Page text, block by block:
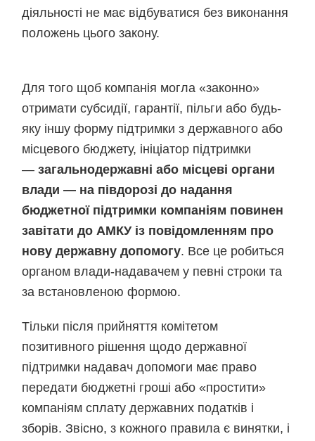
діяльності не має відбуватися без виконання
положень цього закону.
Для того щоб компанія могла «законно»
отримати субсидії, гарантії, пільги або будь-
яку іншу форму підтримки з державного або
місцевого бюджету, ініціатор підтримки
—загальнодержавні або місцеві органи
влади — на півдорозі до надання
бюджетної підтримки компаніям повинен
завітати до АМКУ із повідомленням про
нову державну допомогу. Все це робиться
органом влади-надавачем у певні строки та
за встановленою формою.
Тільки після прийняття комітетом
позитивного рішення щодо державної
підтримки надавач допомоги має право
передати бюджетні гроші або «простити»
компаніям сплату державних податків і
зборів. Звісно, з кожного правила є винятки, і